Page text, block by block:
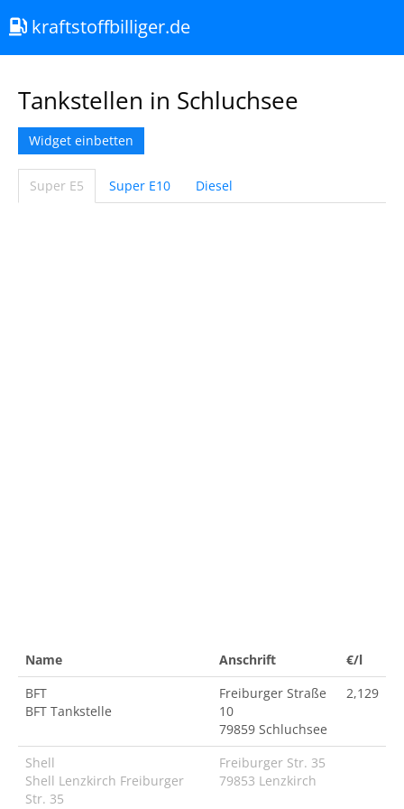
kraftstoffbilliger.de
Tankstellen in Schluchsee
Widget einbetten
Super E5 Super E10 Diesel
Name Anschrift
€/l
BFT
BFT Tankstelle
Freiburger Straße
10
79859 Schluchsee
2,129
Shell
Shell Lenzkirch Freiburger
Str. 35
Freiburger Str. 35
79853 Lenzkirch